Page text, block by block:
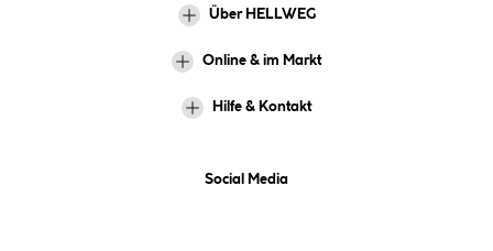
Über HELLWEG
Online & im Markt
Hilfe & Kontakt
Social Media